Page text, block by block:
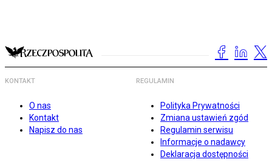
KONTAKT
O nas
Kontakt
Napisz do nas
REGULAMIN
Polityka Prywatności
Zmiana ustawień zgód
Regulamin serwisu
Informacje o nadawcy
Deklaracja dostępności